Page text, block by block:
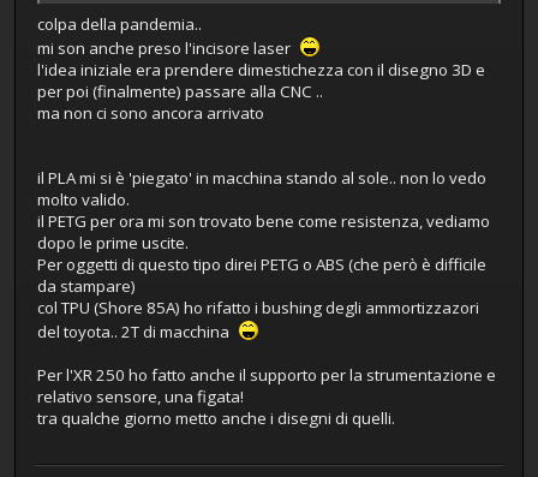
colpa della pandemia..
mi son anche preso l'incisore laser
l'idea iniziale era prendere dimestichezza con il disegno 3D e
per poi (finalmente) passare alla CNC ..
ma non ci sono ancora arrivato
il PLA mi si è 'piegato' in macchina stando al sole.. non lo vedo
molto valido.
il PETG per ora mi son trovato bene come resistenza, vediamo
dopo le prime uscite.
Per oggetti di questo tipo direi PETG o ABS (che però è difficile
da stampare)
col TPU (Shore 85A) ho rifatto i bushing degli ammortizzazori
del toyota.. 2T di macchina
Per l'XR 250 ho fatto anche il supporto per la strumentazione e
relativo sensore, una figata!
tra qualche giorno metto anche i disegni di quelli.